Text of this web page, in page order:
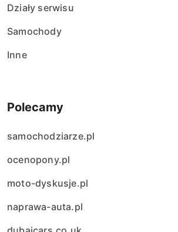
Działy serwisu
Samochody
Inne
Polecamy
samochodziarze.pl
ocenopony.pl
moto-dyskusje.pl
naprawa-auta.pl